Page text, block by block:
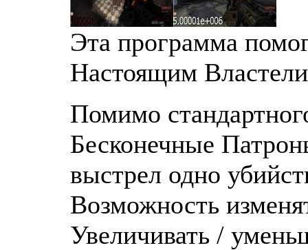
Эта программа
Настоящим
Помимо
Бесконечные
выстрел одно
Возможность
Увеличивать /